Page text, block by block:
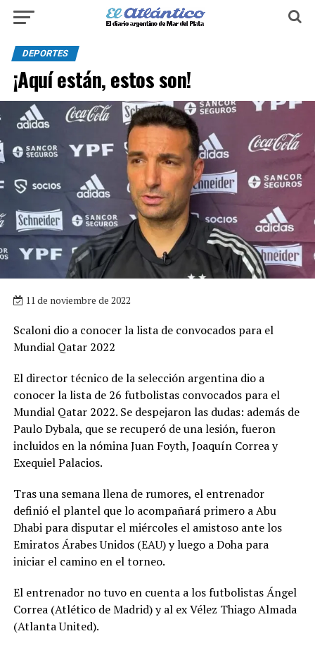
DEPORTES
¡Aquí están, estos son!
11 de noviembre de 2022
Scaloni dio a conocer la lista de convocados para el
Mundial Qatar 2022
El director técnico de la selección argentina dio a
conocer la lista de 26 futbolistas convocados para el
Mundial Qatar 2022. Se despejaron las dudas: además de
Paulo Dybala, que se recuperó de una lesión, fueron
incluidos en la nómina Juan Foyth, Joaquín Correa y
Exequiel Palacios.
Tras una semana llena de rumores, el entrenador
definió el plantel que lo acompañará primero a Abu
Dhabi para disputar el miércoles el amistoso ante los
Emiratos Árabes Unidos (EAU) y luego a Doha para
iniciar el camino en el torneo.
El entrenador no tuvo en cuenta a los futbolistas Ángel
Correa (Atlético de Madrid) y al ex Vélez Thiago Almada
(Atlanta United).